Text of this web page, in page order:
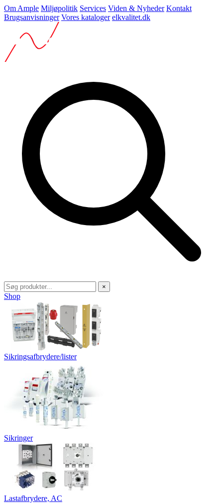
Om Ample Miljøpolitik Services Viden & Nyheder Kontakt
Brugsanvisninger Vores kataloger elkvalitet.dk
×
Shop
Sikringsafbrydere/lister
Sikringer
Lastafbrydere, AC